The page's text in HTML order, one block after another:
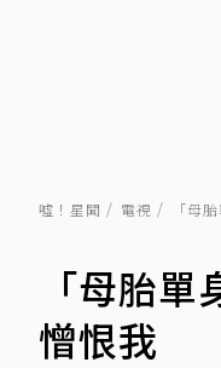
噓！星聞 電視 「母
「母胎
憎恨我